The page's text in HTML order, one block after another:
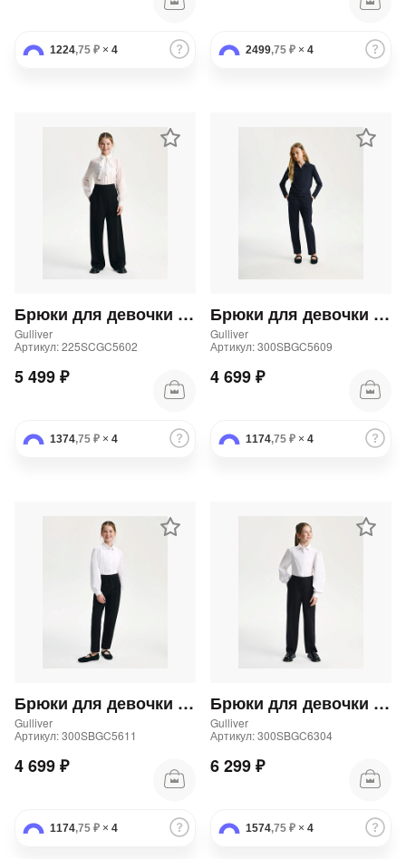
1224,75 ₽ × 4 2499,75 ₽ × 4
Брюки для девочки палаццо черные
Gulliver
Артикул: 225SCGC5602
5 499 ₽
1374,75 ₽ × 4
Брюки для девочки трикотажные прямого кроя синие
Gulliver
Артикул: 300SBGC5609
4 699 ₽
1174,75 ₽ × 4
Брюки для девочки трикотажные прямого кроя черные
Gulliver
Артикул: 300SBGC5611
4 699 ₽
1174,75 ₽ × 4
Брюки для девочки школьные прямые синие
Gulliver
Артикул: 300SBGC6304
6 299 ₽
1574,75 ₽ × 4